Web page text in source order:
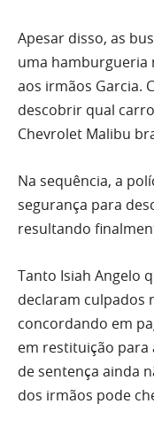
Apesar disso, as
uma hamburgueria
aos irmãos Garcia.
descobrir qual
Chevrolet Malibu
Na sequência, a
segurança para
resultando
Tanto Isiah Angelo
declaram culpados
concordando em
em restituição para
de sentença ainda
dos irmãos pode